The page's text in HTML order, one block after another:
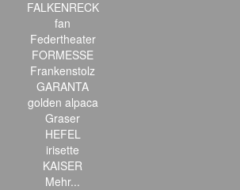
FALKENRECK
fan
Federtheater
FORMESSE
Frankenstolz
GARANTA
golden alpaca
Graser
HEFEL
irisette
KAISER
Mehr...